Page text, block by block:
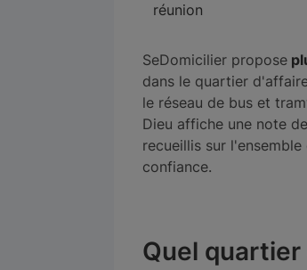
réunion
SeDomicilier propose
dans le quartier
le réseau de bus et
Dieu affiche une note
recueillis sur
confiance.
Quel